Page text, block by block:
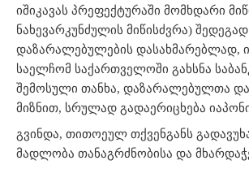
იშიკავას პრეფექტურაში მომხდარი
ნახევარკუნძულის მიწისძვრა) შედეგად
დაზარალებულების დასახმარებლად,
საელჩომ საქართველოში გახსნა
შემოსული თანხა, დაზარალებულთა
მიზნით, სრულად გადაერიცხება
გვინდა, თითოეულ თქვენგანს
მადლობა თანაგრძნობისა და